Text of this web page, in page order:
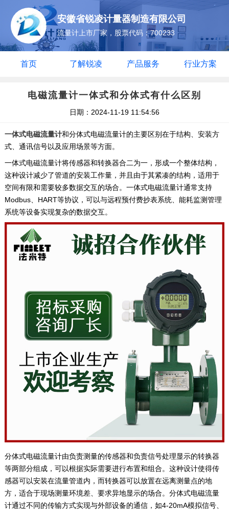
安徽省锐凌计量器制造有限公司
流量计上市厂家，股票代码：700233
首页 了解锐凌 产品服务 行业方案
电磁流量计一体式和分体式有什么区别
日期：2024-11-19 11:54:56
一体式电磁流量计和分体式电磁流量计的主要区别在于结构、安装方
式、通讯信号以及应用场景等方面。‌
一体式电磁流量计将传感器和转换器合二为一，形成一个整体结构，
这种设计减少了管道的安装工作量，并且由于其紧凑的结构，适用于
空间有限和需要较多数据交互的场合。一体式电磁流量计通常支持
Modbus、HART等协议，可以与远程预付费抄表系统、能耗监测管理
系统等设备实现复杂的数据交互。‌
分体式电磁流量计由负责测量的传感器和负责信号处理显示的转换器
等两部分组成，可以根据实际需要进行布置和组合。这种设计使得传
感器可以安装在流量管道内，而转换器可以放置在远离测量点的地
方，适合于现场测量环境差、要求异地显示的场合。分体式电磁流量
计通过不同的传输方式实现与外部设备的通信，如4-20mA模拟信号、